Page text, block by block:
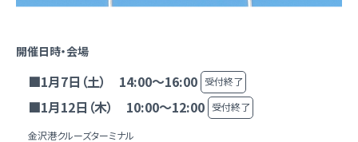
開催日時・会場
■1月7日（土） 14:00～16:00 受付終了
■1月12日（木） 10:00～12:00 受付終了
金沢港クルーズターミナル